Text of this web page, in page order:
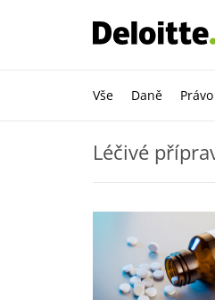
Vše Daně Právo
Léčivé